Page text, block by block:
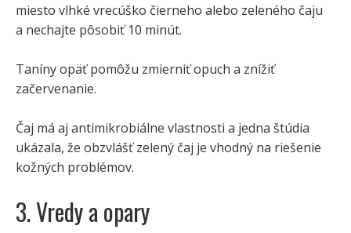
miesto vlhké vrecúško čierneho alebo zeleného čaju
a nechajte pôsobiť 10 minút.
Taníny opäť pomôžu zmierniť opuch a znížiť
začervenanie.
Čaj má aj antimikrobiálne vlastnosti a jedna štúdia
ukázala, že obzvlášť zelený čaj je vhodný na riešenie
kožných problémov.
3. Vredy a opary